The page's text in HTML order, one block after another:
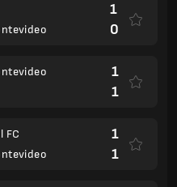
1
0
1
1
FC
1
1